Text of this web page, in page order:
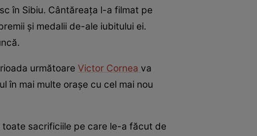
în Sibiu. Cântăreața l-a filmat pe
și medalii de-ale iubitului ei.
următoare Victor Cornea va
în mai multe orașe cu cel mai nou
sacrificiile pe care le-a făcut de